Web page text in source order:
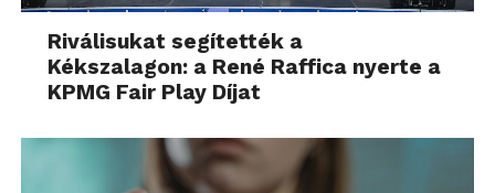
Riválisukat segítették a
Kékszalagon: a René Raffica nyerte a
KPMG Fair Play Díjat